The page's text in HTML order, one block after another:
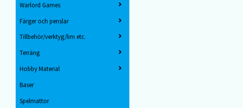
Warlord Games
Färger och penslar
Tillbehör/verktyg/lim etc.
Terräng
Hobby Material
Baser
Spelmattor